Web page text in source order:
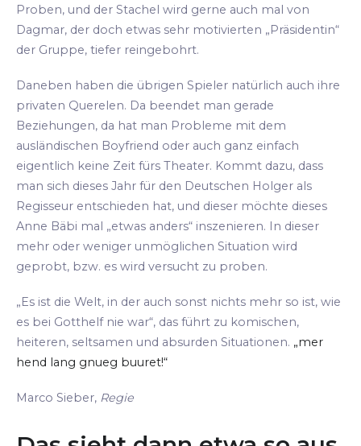
Proben, und der Stachel wird gerne auch mal von
Dagmar, der doch etwas sehr motivierten „Präsidentin“
der Gruppe, tiefer reingebohrt.
Daneben haben die übrigen Spieler natürlich auch ihre
privaten Querelen. Da beendet man gerade
Beziehungen, da hat man Probleme mit dem
ausländischen Boyfriend oder auch ganz einfach
eigentlich keine Zeit fürs Theater. Kommt dazu, dass
man sich dieses Jahr für den Deutschen Holger als
Regisseur entschieden hat, und dieser möchte dieses
Anne Bäbi mal „etwas anders“ inszenieren. In dieser
mehr oder weniger unmöglichen Situation wird
geprobt, bzw. es wird versucht zu proben.
„Es ist die Welt, in der auch sonst nichts mehr so ist, wie
es bei Gotthelf nie war“, das führt zu komischen,
heiteren, seltsamen und absurden Situationen. „mer
hend lang gnueg buuret!“
Marco Sieber, Regie